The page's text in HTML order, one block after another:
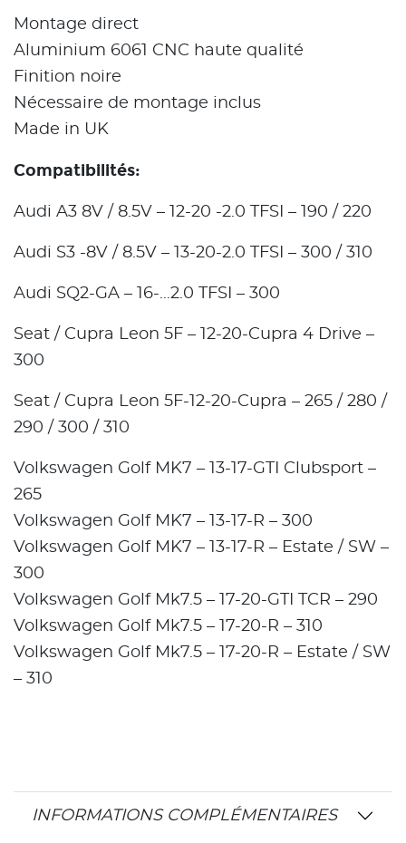
Montage direct
Aluminium 6061 CNC haute qualité
Finition noire
Nécessaire de montage inclus
Made in UK
Compatibilités:
Audi A3 8V / 8.5V – 12-20 -2.0 TFSI – 190 / 220
Audi S3 -8V / 8.5V – 13-20-2.0 TFSI – 300 / 310
Audi SQ2-GA – 16-…2.0 TFSI – 300
Seat / Cupra Leon 5F – 12-20-Cupra 4 Drive –
300
Seat / Cupra Leon 5F-12-20-Cupra – 265 / 280 /
290 / 300 / 310
Volkswagen Golf MK7 – 13-17-GTI Clubsport –
265
Volkswagen Golf MK7 – 13-17-R – 300
Volkswagen Golf MK7 – 13-17-R – Estate / SW –
300
Volkswagen Golf Mk7.5 – 17-20-GTI TCR – 290
Volkswagen Golf Mk7.5 – 17-20-R – 310
Volkswagen Golf Mk7.5 – 17-20-R – Estate / SW
– 310
INFORMATIONS COMPLÉMENTAIRES